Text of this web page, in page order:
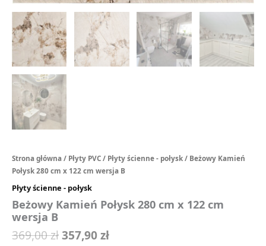
Strona główna/ Płyty PVC/ Płyty ścienne - połysk/ Beżowy Kamień
Połysk 280 cm x 122 cm wersja B
Płyty ścienne - połysk
Beżowy Kamień Połysk 280 cm x 122 cm
wersja B
369,00zł357,90zł